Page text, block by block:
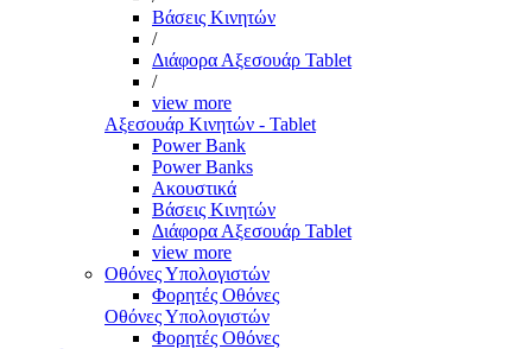
Βάσεις Κινητών
/
Διάφορα Αξεσουάρ Tablet
/
view more
Αξεσουάρ Κινητών - Tablet
Power Bank
Power Banks
Ακουστικά
Βάσεις Κινητών
Διάφορα Αξεσουάρ Tablet
view more
Οθόνες Υπολογιστών
Φορητές Οθόνες
Οθόνες Υπολογιστών
Φορητές Οθόνες